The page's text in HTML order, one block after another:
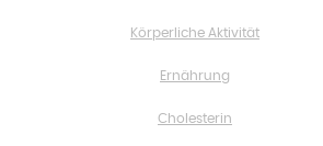
Körperliche Aktivität
Ernährung
Cholesterin